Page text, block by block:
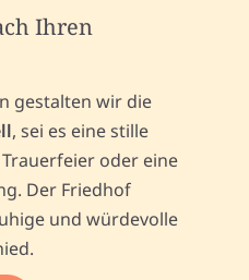
Ihren
gestalten wir die
, sei es eine stille
oder eine
Der Friedhof
und würdevolle